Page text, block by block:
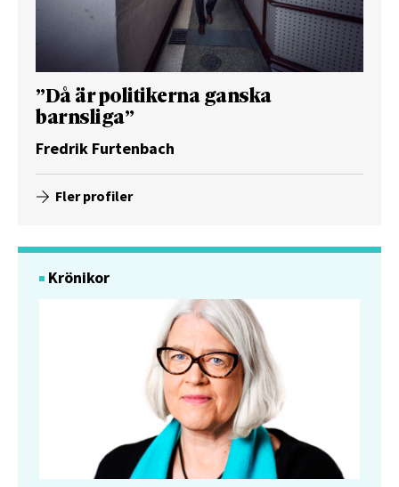
”Då är politikerna ganska
barnsliga”
Fredrik Furtenbach
Fler profiler
Krönikor